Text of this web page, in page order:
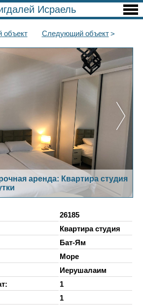
Исраель
объект Следующийобъект
аренда: Квартира студия
26185
Квартира студия
Бат-Ям
Море
Иерушалаим
1
1